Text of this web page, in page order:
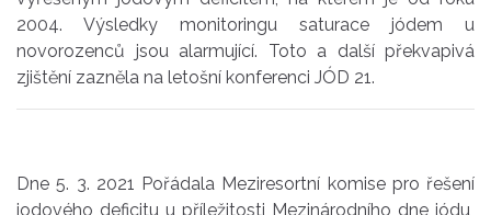
2004. Výsledky monitoringu saturace jódem u
novorozenců jsou alarmující. Toto a další překvapivá
zjištění zazněla na letošní konferenci JÓD 21.
Dne 5. 3. 2021 Pořádala Meziresortní komise pro řešení
jodového deficitu u příležitosti Mezinárodního dne jódu